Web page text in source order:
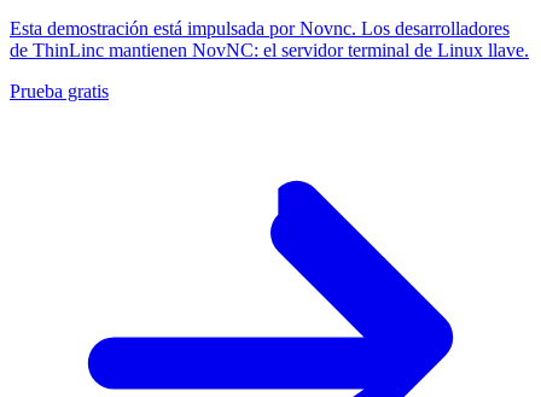
Esta demostración está impulsada por Novnc. Los desarrolladores
de ThinLinc mantienen NovNC: el servidor terminal de Linux llave.
Prueba gratis